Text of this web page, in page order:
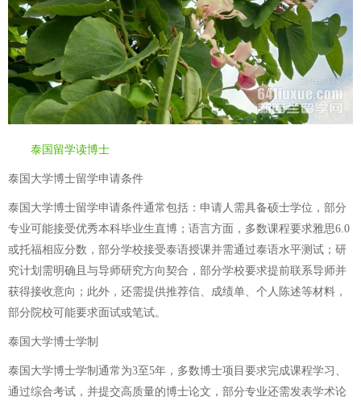
泰国留学读博士
泰国大学博士留学申请条件
泰国大学博士留学申请条件通常包括：申请人需具备硕士学位，部分
专业可能接受优秀本科毕业生直博；语言方面，多数课程要求雅思6.0
或托福相应分数，部分学校接受泰语授课并需通过泰语水平测试；研
究计划需明确且与导师研究方向契合，部分学校要求提前联系导师并
获得接收意向；此外，还需提供推荐信、成绩单、个人陈述等材料，
部分院校可能要求面试或笔试。
泰国大学博士学制
泰国大学博士学制通常为3至5年，多数博士项目要求完成课程学习、
通过综合考试，并提交高质量的博士论文，部分专业还需发表学术论